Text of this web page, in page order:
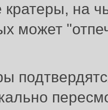
кратеры, на
может
и